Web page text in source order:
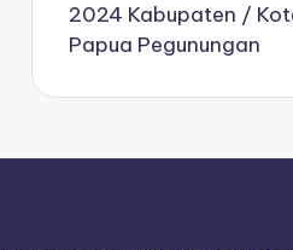
2024 Kabupaten /
Papua Pegunungan